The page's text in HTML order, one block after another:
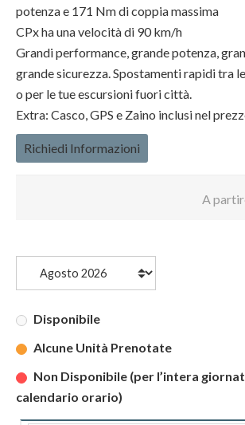
potenza e 171 Nm di coppia massima
CPx ha una velocità di 90 km/h
Grandi performance, grande potenza,
grande sicurezza. Spostamenti rapidi tra
o per le tue escursioni fuori città.
Extra: Casco, GPS e Zaino inclusi nel
Richiedi Informazioni
A
Disponibile
Alcune Unità Prenotate
Non Disponibile (per l’intera
calendario orario)